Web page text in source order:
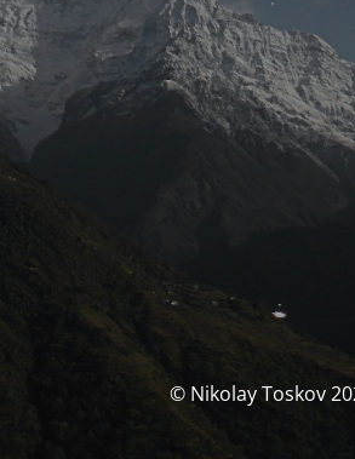
© Nikolay Toskov